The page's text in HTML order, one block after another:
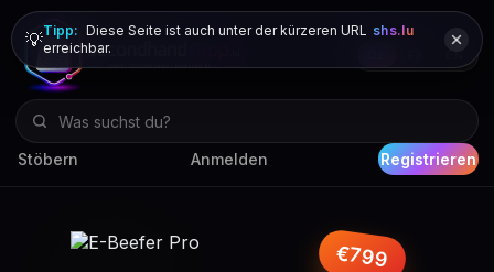
Stöbern Anmelden Registrieren
💡Tipp: Diese Seite ist auch unter der kürzeren URL shs.lu
erreichbar.
€799